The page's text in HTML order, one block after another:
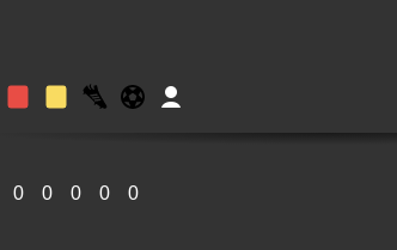
0
0
0
0
0